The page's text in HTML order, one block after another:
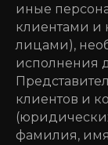
иные
клиентами и
лицами),
исполнения
клиентов и
фамилия,